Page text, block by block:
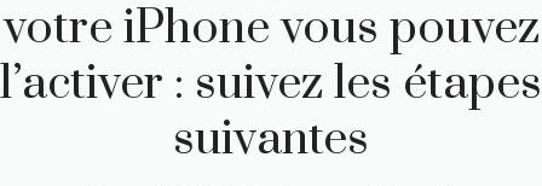
votre iPhone vous pouvez
l’activer : suivez les étapes
suivantes